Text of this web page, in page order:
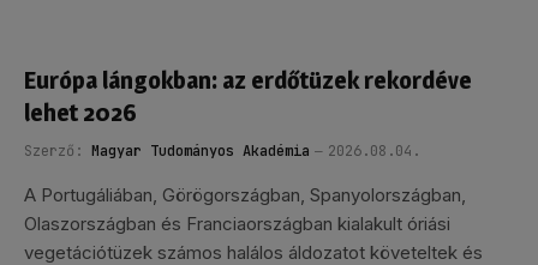
Európa lángokban: az erdőtüzek rekordéve
lehet 2026
Szerző: Magyar Tudományos Akadémia 2026.08.04.
A Portugáliában, Görögországban, Spanyolországban,
Olaszországban és Franciaországban kialakult óriási
vegetációtüzek számos halálos áldozatot követeltek és